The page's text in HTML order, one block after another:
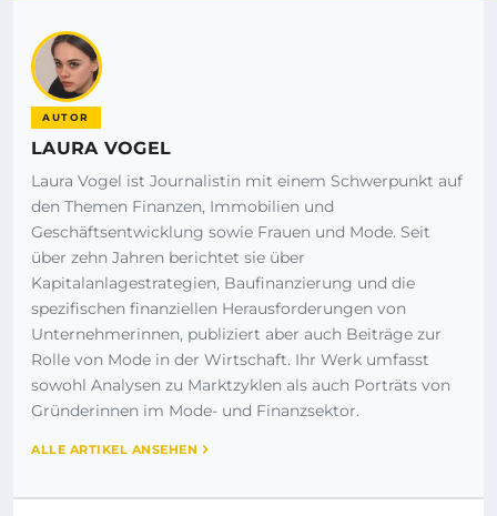
AUTOR
LAURA VOGEL
Laura Vogel ist Journalistin mit einem Schwerpunkt auf
den Themen Finanzen, Immobilien und
Geschäftsentwicklung sowie Frauen und Mode. Seit
über zehn Jahren berichtet sie über
Kapitalanlagestrategien, Baufinanzierung und die
spezifischen finanziellen Herausforderungen von
Unternehmerinnen, publiziert aber auch Beiträge zur
Rolle von Mode in der Wirtschaft. Ihr Werk umfasst
sowohl Analysen zu Marktzyklen als auch Porträts von
Gründerinnen im Mode- und Finanzsektor.
ALLE ARTIKEL ANSEHEN